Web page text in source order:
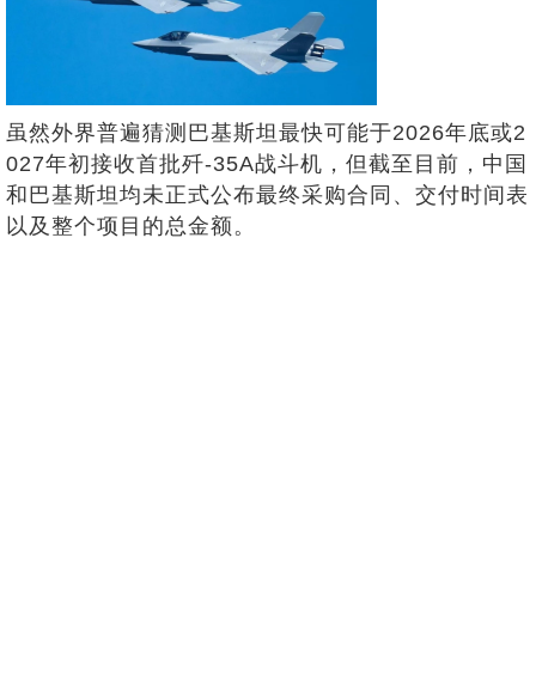
虽然外界普遍猜测巴基斯坦最快可能于2026年底或2
027年初接收首批歼-35A战斗机，但截至目前，中国
和巴基斯坦均未正式公布最终采购合同、交付时间表
以及整个项目的总金额。